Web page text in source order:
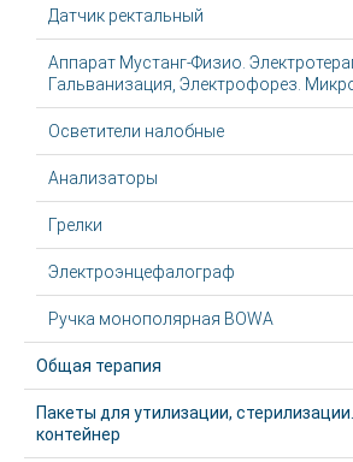
Датчик ректальный
Аппарат Мустанг-Физио.
Гальванизация, Электрофорез.
Осветители налобные
Анализаторы
Грелки
Электроэнцефалограф
Ручка монополярная BOWA
Общая терапия
Пакеты для утилизации,
контейнер